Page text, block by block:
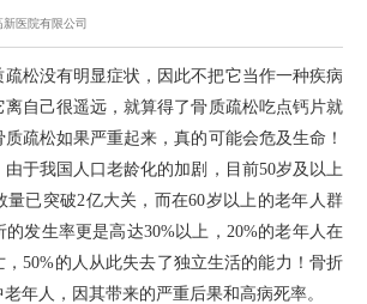
医院有限公司
松没有明显症状，因此不把它当作一种疾病
自己很遥远，就算得了骨质疏松吃点钙片就
疏松如果严重起来，真的可能会危及生命！
于我国人口老龄化的加剧，目前50岁及以上
量已突破2亿大关，而在60岁以上的老年人群
的发生率更是高达30%以上， 20%的老年人在
，50%的人从此失去了独立生活的能力！骨折
年人，因其带来的严重后果和高病死率。